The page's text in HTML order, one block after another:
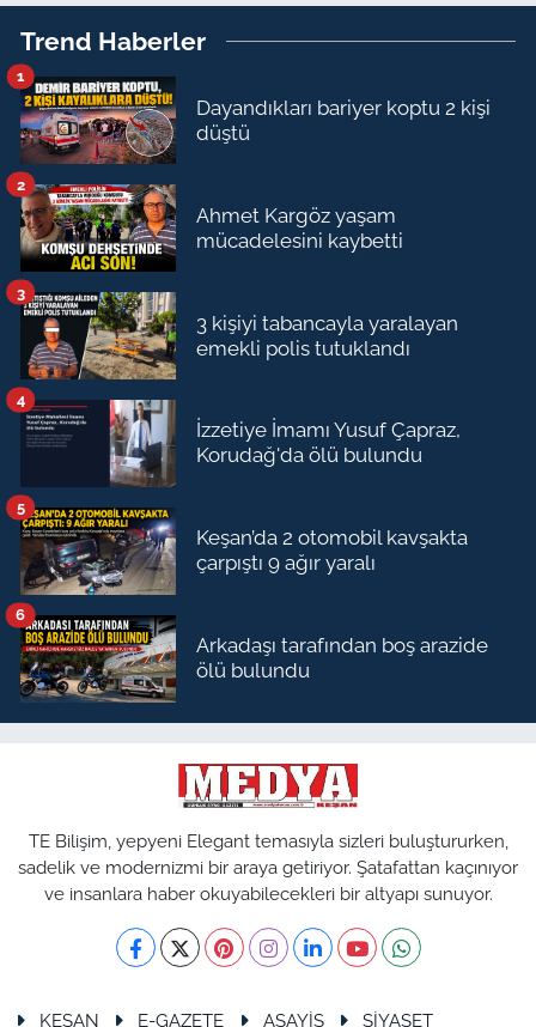
Trend Haberler
Dayandıkları bariyer koptu 2 kişi
düştü
1
Ahmet Kargöz yaşam
mücadelesini kaybetti
2
3 kişiyi tabancayla yaralayan
emekli polis tutuklandı
3
İzzetiye İmamı Yusuf Çapraz,
Korudağ'da ölü bulundu
4
Keşan’da 2 otomobil kavşakta
çarpıştı 9 ağır yaralı
5
Arkadaşı tarafından boş arazide
ölü bulundu
6
TE Bilişim, yepyeni Elegant temasıyla sizleri buluştururken,
sadelik ve modernizmi bir araya getiriyor. Şatafattan kaçınıyor
ve insanlara haber okuyabilecekleri bir altyapı sunuyor.
KEŞAN E-GAZETE ASAYİŞ SİYASET